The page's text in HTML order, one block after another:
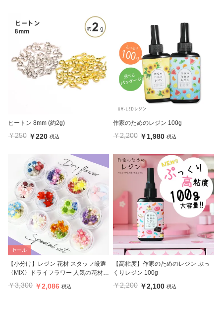
ヒートン 8mm (約2g)
￥250 ￥220 税込
作家のためのレジン 100g
￥2,200 ￥1,980 税込
セール
【小分け】レジン 花材 スタッフ厳選
〈MIX〉ドライフラワー 人気の花材ア
ソートセット12個セット36種類
￥3,300 ￥2,086 税込
【高粘度】作家のためのレジン ぷっ
くりレジン 100g
￥2,200 ￥2,100 税込